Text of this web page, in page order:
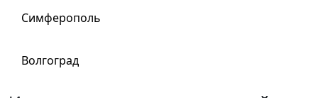
Симферополь
Волгоград